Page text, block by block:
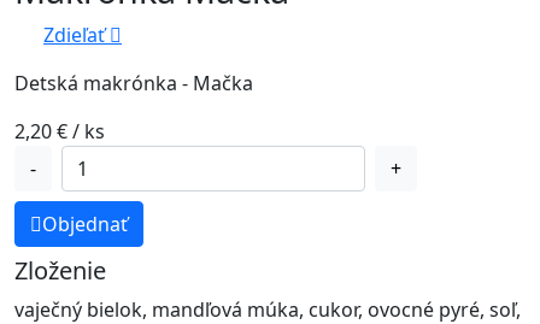
Zdieľať
Detská makrónka - Mačka
2,20€/ ks
-
množstvo
Makrónka
Mačka
+
Objednať
Zloženie
vaječný bielok, mandľová múka, cukor, ovocné pyré, soľ,